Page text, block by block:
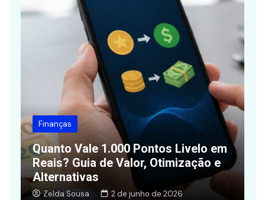
Finanças
Quanto Vale 1.000 Pontos Livelo em
Reais? Guia de Valor, Otimização e
Alternativas
Zelda Sousa 2 de junho de 2026